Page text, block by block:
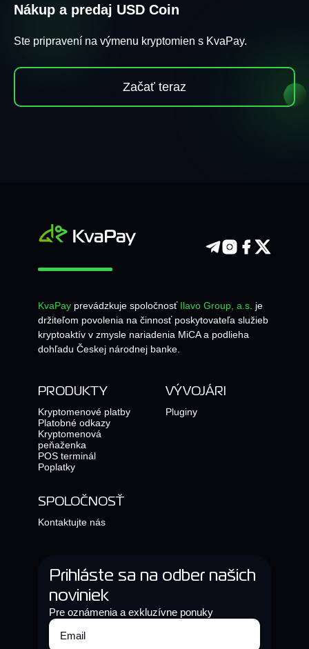
Nákup a predaj USD Coin
Ste pripravení na výmenu kryptomien s KvaPay.
Začať teraz
KvaPay prevádzkuje spoločnosť Ilavo Group, a.s. je
držiteľom povolenia na činnosť poskytovateľa služieb
kryptoaktív v zmysle nariadenia MiCA a podlieha
dohľadu Českej národnej banke.
PRODUKTY
Kryptomenové platby
Platobné odkazy
Kryptomenová
peňaženka
POS terminál
Poplatky
VÝVOJÁRI
Pluginy
SPOLOČNOSŤ
Kontaktujte nás
Prihláste sa na odber našich
noviniek
Pre oznámenia a exkluzívne ponuky